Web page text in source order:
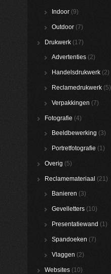
Indoor (9)
Outdoor (7)
Drukwerk (17)
Advertenties (2)
Handelsdrukwerk (2)
Reclamedrukwerk (5)
Verpakkingen (7)
Fotografie (4)
Beeldbewerking (3)
Portretfotografie (1)
Overig (5)
Reclamemateriaal (21)
Banieren (3)
Gevelletters (10)
Presentatiewand (1)
Spandoeken (7)
Vlaggen (2)
Websites (10)